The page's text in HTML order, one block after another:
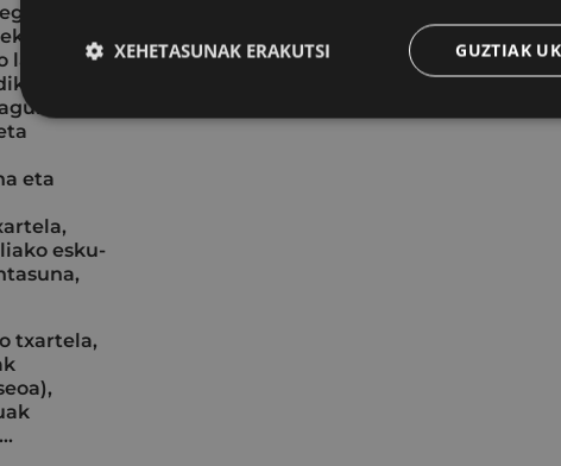
laguntza,
eta
esku-
txartela,
GUZTIAK
XEHETASUNAK ERAKUTSI